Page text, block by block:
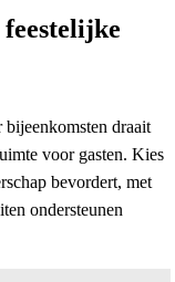
draait
voor gasten. Kies
bevordert, met
ondersteunen